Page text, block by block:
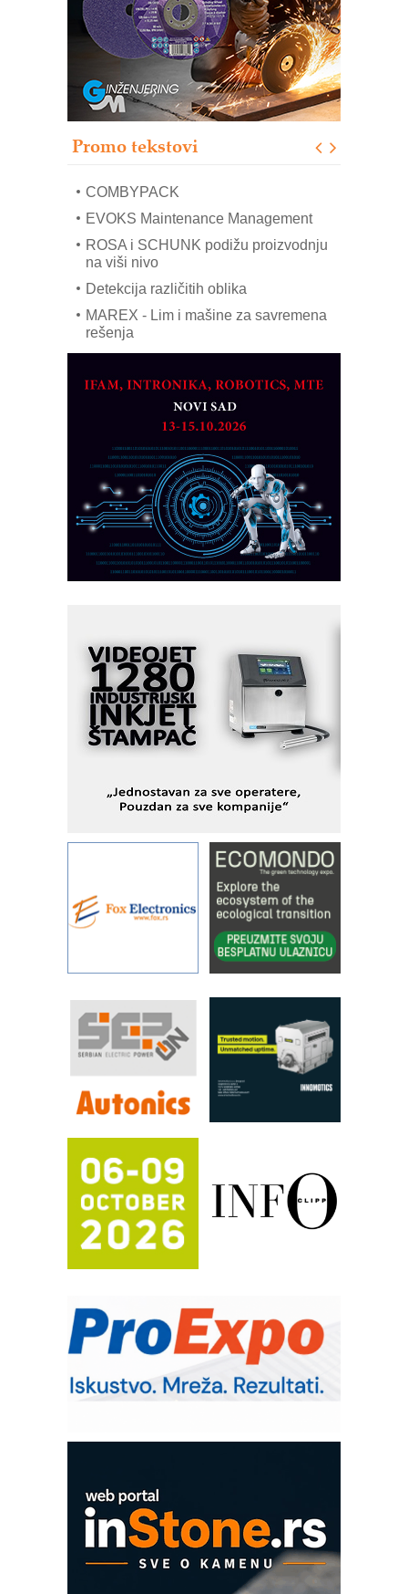
Promo tekstovi
upravljanje mašinama
Sigurnije ispitivanje transformatora u
solarnim elektranama i vetroparkovima
Pranje točkova na gradilištu- standard
modernog i odgovornog građenja
mrežnog pretvarača sa tečnim
COMBYPACK
EVOKS Maintenance Management
ROSA i SCHUNK podižu proizvodnju
na viši nivo
Detekcija različitih oblika
MAREX - Lim i mašine za savremena
rešenja
partner
CTO - Prilagodite svoju toplinsku
Razvoj asortimanskog pravca MINI-
PLC AKYTEC
AUKOM: Svetski standard metrologije
dostupan u Srbiji
MOTOMAN – NEXT-Robotika vođena
veštačkom inteligencijom
I.SAFE MOBILE revolucioniše
Fleksibilno stezanje i brzo
podešavanje u proizvodnji prototipova
KIP KOP – napredna rešenja za
savremene industrijske i logističke
objekte
Alba d.o.o. – 35 godina preciznosti u
IBeRTIM - oprema za ispitivanje
STAUFF – Komponente koje
povećavaju pouzdanost hidrauličkih
YAMADA pumpe – japanska
pouzdanost u transferu fluida
Filtration Group Industrial – Napredna
rešenja za filtraciju u hidrauličkim i
RILINEX kompanije Rittal
FANUC: Najbolje za vašu pametnu
automatizaciju
Efikasno upravljanje energijom
Automatizacija pakovanja · Display
Potpuna efikasnost bez složenih
sistema
Trajna oznaka kao dugoročna korist
Bezbednost na prvom mestu!
IB BLUMENAUER - više od 40 godina
poverenja u industriji
– Pametna signalizacija za efikasnije
upravljanje mašinama
Sigurnije ispitivanje transformatora u
solarnim elektranama i vetroparkovima
Pranje točkova na gradilištu- standard
Proizvodnja iC7 Hybrid 1500 VDC
COMBYPACK
EVOKS Maintenance Management
ROSA i SCHUNK podižu proizvodnju